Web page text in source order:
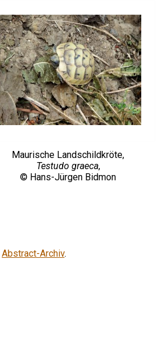
Maurische Landschildkröte,
Testudo graeca,
© Hans-Jürgen Bidmon
Abstract-Archiv.